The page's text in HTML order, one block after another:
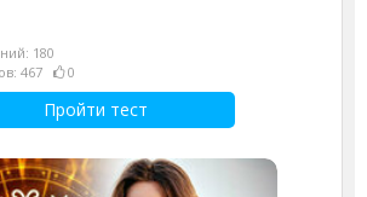
180
467
0
Пройти тест